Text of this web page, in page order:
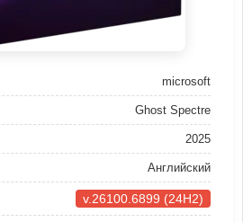
microsoft
Ghost Spectre
2025
Английский
v.26100.6899 (24H2)